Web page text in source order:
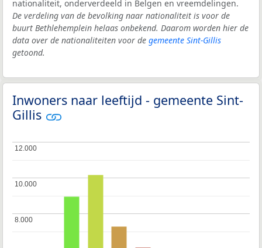
nationaliteit, onderverdeeld in Belgen en vreemdelingen.
De verdeling van de bevolking naar nationaliteit is voor de
buurt Bethlehemplein helaas onbekend. Daarom worden hier de
data over de nationaliteiten voor de gemeente Sint-Gillis
getoond.
Inwoners naar leeftijd - gemeente Sint-
Gillis
8.000
8.000
10.000
10.000
12.000
12.000